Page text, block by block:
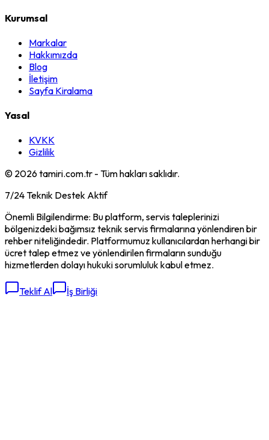
Kurumsal
Markalar
Hakkımızda
Blog
İletişim
Sayfa Kiralama
Yasal
KVKK
Gizlilik
© 2026tamiri.com.tr - Tüm hakları saklıdır.
7/24 Teknik Destek Aktif
Önemli Bilgilendirme: Bu platform, servis taleplerinizi
bölgenizdeki bağımsız teknik servis firmalarına yönlendiren bir
rehber niteliğindedir. Platformumuz kullanıcılardan herhangi bir
ücret talep etmez ve yönlendirilen firmaların sunduğu
hizmetlerden dolayı hukuki sorumluluk kabul etmez.
Teklif Al İş Birliği